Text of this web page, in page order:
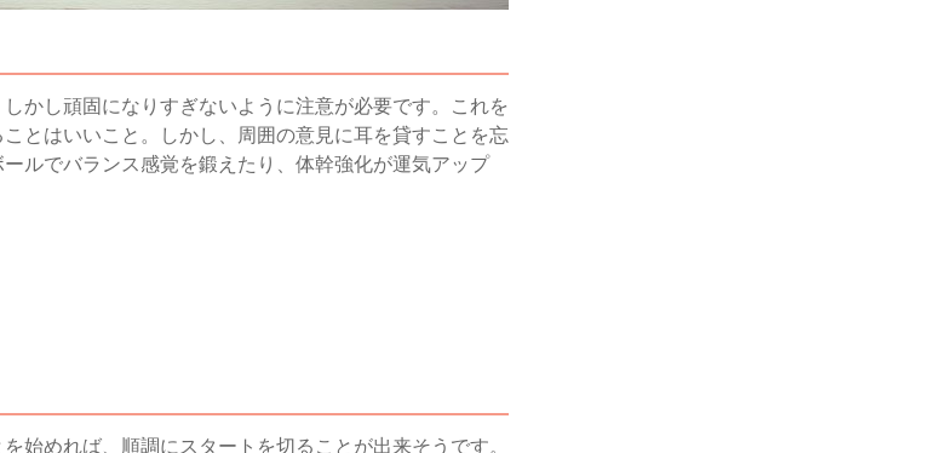
かし頑固になりすぎないように注意が必要です。これを
とはいいこと。しかし、周囲の意見に耳を貸すことを忘
ルでバランス感覚を鍛えたり、体幹強化が運気アップ
始めれば、順調にスタートを切ることが出来そうです。